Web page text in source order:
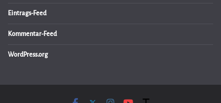
Eintrags-Feed
Kommentar-Feed
WordPress.org